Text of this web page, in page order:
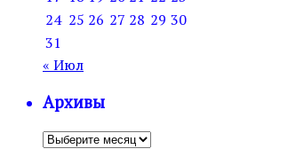
24 25 26 27 28 29 30
31
« Июл
Архивы
Архивы